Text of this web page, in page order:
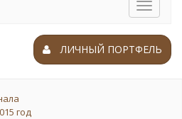
Toggle
ЛИЧНЫЙ ПОРТФЕЛЬ
год